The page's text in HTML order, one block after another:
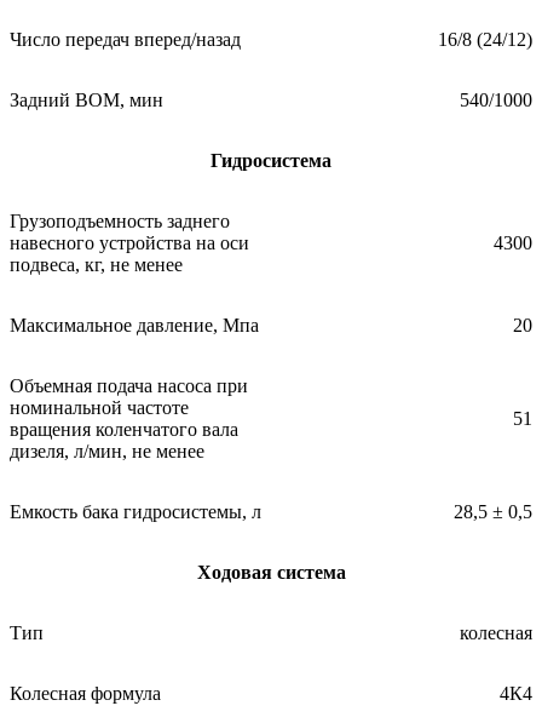
Число передач вперед/назад 16/8 (24/12)
Задний ВОМ, мин 540/1000
Гидросистема
Грузоподъемность заднего
навесного устройства на оси
подвеса, кг, не менее
4300
Максимальное давление, Мпа 20
Объемная подача насоса при
номинальной частоте
вращения коленчатого вала
дизеля, л/мин, не менее
51
Емкость бака гидросистемы, л 28,5 ± 0,5
Ходовая система
Тип колесная
Колесная формула 4К4